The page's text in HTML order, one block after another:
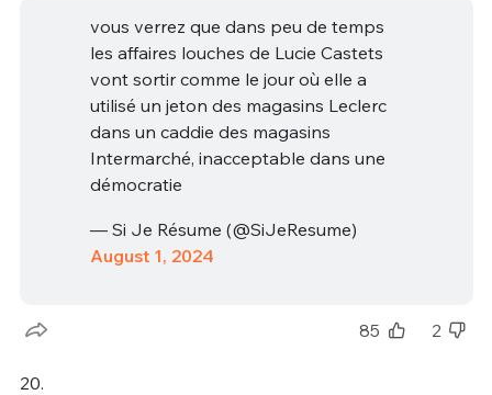
vous verrez que dans peu de temps
les affaires louches de Lucie Castets
vont sortir comme le jour où elle a
utilisé un jeton des magasins Leclerc
dans un caddie des magasins
Intermarché, inacceptable dans une
démocratie
— Si Je Résume (@SiJeResume)
August 1, 2024
85 2
20.